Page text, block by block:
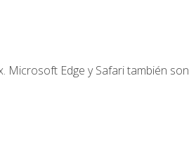
Microsoft Edge y Safari también son